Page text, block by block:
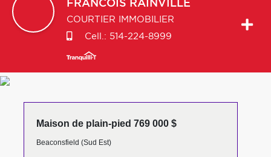
FRANCOIS RAINVILLE
COURTIER IMMOBILIER
Cell.: 514-224-8999
Maison de plain-pied 769 000 $
Beaconsfield (Sud Est)